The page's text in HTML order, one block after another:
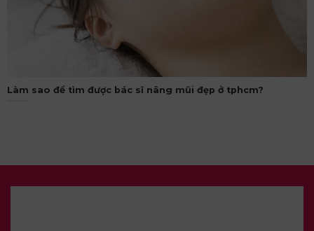
Làm sao để tìm được bác sĩ nâng mũi đẹp ở tphcm?